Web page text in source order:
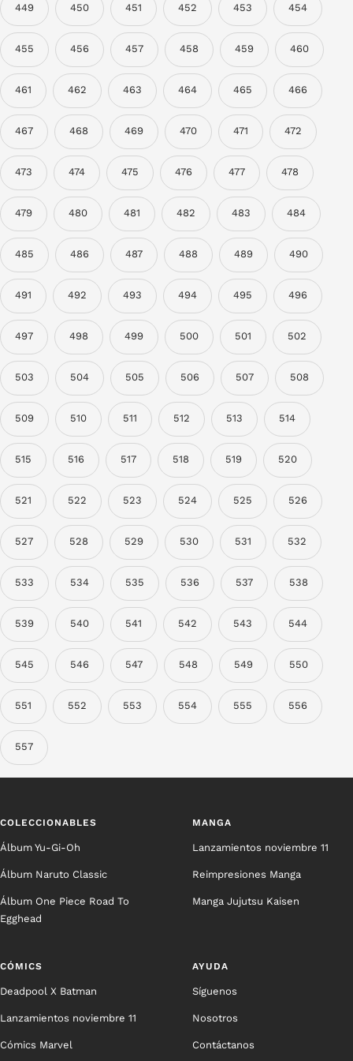
449 450 451 452 453 454
455 456 457 458 459 460
461 462 463 464 465 466
467 468 469 470 471 472
473 474 475 476 477 478
479 480 481 482 483 484
485 486 487 488 489 490
491 492 493 494 495 496
497 498 499 500 501 502
503 504 505 506 507 508
509 510 511 512 513 514
515 516 517 518 519 520
521 522 523 524 525 526
527 528 529 530 531 532
533 534 535 536 537 538
539 540 541 542 543 544
545 546 547 548 549 550
551 552 553 554 555 556
557
COLECCIONABLES
Álbum Yu-Gi-Oh
Álbum Naruto Classic
Álbum One Piece Road To
Egghead
MANGA
Lanzamientos noviembre 11
Reimpresiones Manga
Manga Jujutsu Kaisen
CÓMICS
Deadpool X Batman
Lanzamientos noviembre 11
Cómics Marvel
AYUDA
Síguenos
Nosotros
Contáctanos